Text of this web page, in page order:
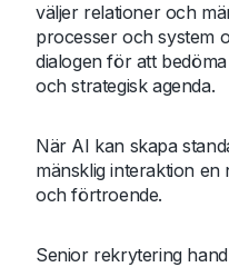
väljer relationer och
processer och system
dialogen för att
och strategisk agenda.
När AI kan skapa
mänsklig interaktion en
och förtroende.
Senior rekrytering